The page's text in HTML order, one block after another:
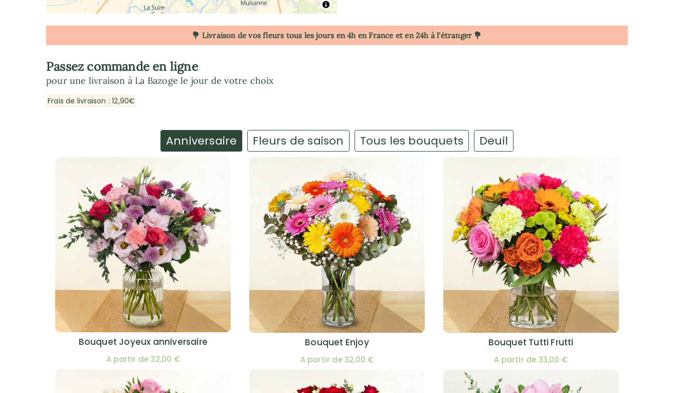
Partenaire 123fleurs
POLLEN FLEURS
💐 Livraison de vos fleurs tous les jours en 4h en France et en 24h à l'étranger 💐
Passez commande en ligne
pour une livraison à La Bazoge le jour de votre choix
Frais de livraison : 12,90€
Anniversaire Fleurs de saison Tous les bouquets Deuil
Bouquet Joyeux anniversaire
A partir de 32,00 €
Bouquet Enjoy
A partir de 32,00 €
Bouquet Tutti Frutti
A partir de 33,00 €